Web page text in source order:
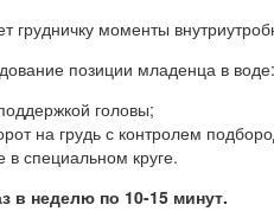
грудничку моменты
позиции младенца в воде:
головы;
на грудь с контролем
в специальном круге.
в неделю по 10-15 минут.